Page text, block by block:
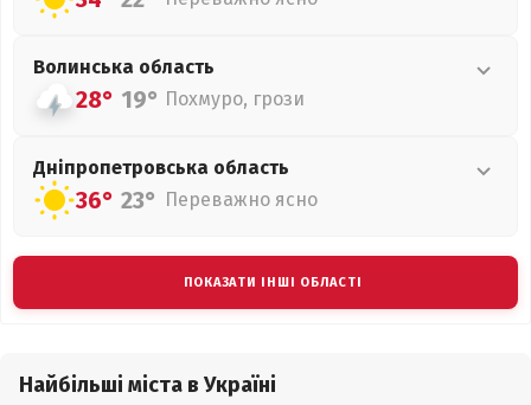
Волинська область
28° 19° Похмуро, грози
Дніпропетровська область
36° 23° Переважно ясно
ПОКАЗАТИ ІНШІ ОБЛАСТІ
Найбільші міста в Україні